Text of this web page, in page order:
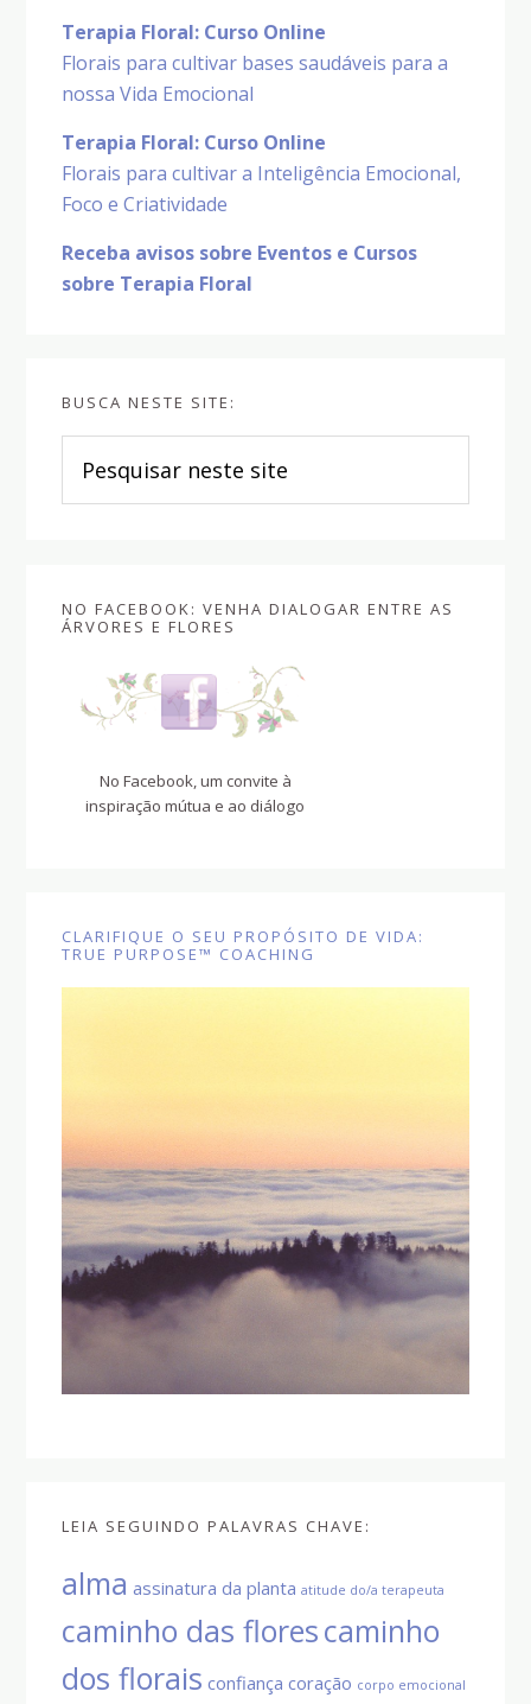
Terapia Floral: Curso Online
Florais para cultivar bases saudáveis para a
nossa Vida Emocional
Terapia Floral: Curso Online
Florais para cultivar a Inteligência Emocional,
Foco e Criatividade
Receba avisos sobre Eventos e Cursos
sobre Terapia Floral
BUSCA NESTE SITE:
neste
site
NO FACEBOOK: VENHA DIALOGAR ENTRE AS
ÁRVORES E FLORES
No Facebook, um convite à
inspiração mútua e ao diálogo
CLARIFIQUE O SEU PROPÓSITO DE VIDA:
TRUE PURPOSE™ COACHING
LEIA SEGUINDO PALAVRAS CHAVE:
alma assinatura da planta atitude do/a terapeuta
caminho das florescaminho
dos florais confiança coração corpo emocional